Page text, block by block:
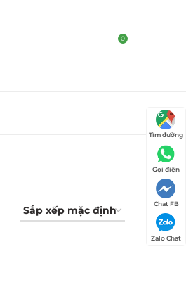
0
Tìm đường
Gọi điện
Chat FB
Zalo Chat